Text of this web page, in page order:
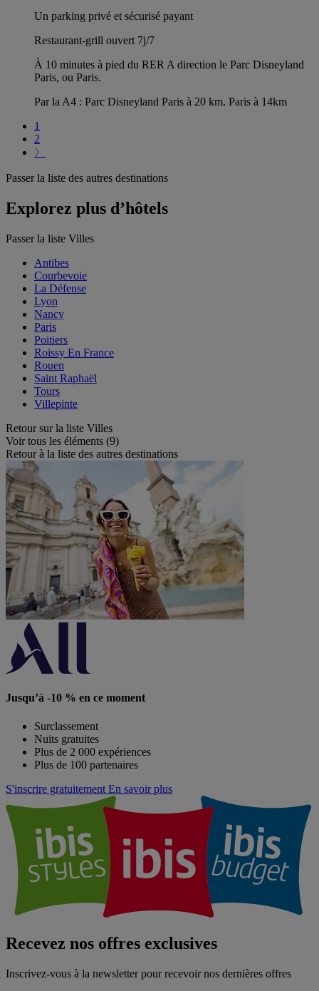
Un parking privé et sécurisé payant
Restaurant-grill ouvert 7j/7
À 10 minutes à pied du RER A direction le Parc Disneyland
Paris, ou Paris.
Par la A4 : Parc Disneyland Paris à 20 km. Paris à 14km
1
2
〉
Passer la liste des autres destinations
Explorez plus d’hôtels
Passer la liste Villes
Antibes
Courbevoie
La Défense
Lyon
Nancy
Paris
Poitiers
Roissy En France
Rouen
Saint Raphaël
Tours
Villepinte
Retour sur la liste Villes
Voir tous les éléments (9)
Retour à la liste des autres destinations
Jusqu’à -10 % en ce moment
Surclassement
Nuits gratuites
Plus de 2 000 expériences
Plus de 100 partenaires
S'inscrire gratuitement En savoir plus
Recevez nos offres exclusives
Inscrivez-vous à la newsletter pour recevoir nos dernières offres